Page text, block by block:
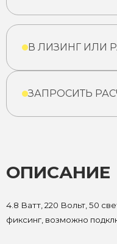
В ЛИЗИНГ ИЛИ
ЗАПРОСИТЬ
ОПИСАНИЕ
4.8 Ватт, 220 Вольт, 50
фиксинг, возможно